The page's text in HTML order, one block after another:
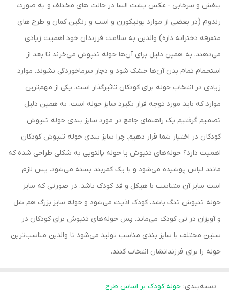
بنفش و سرخابی - عکس پشت السا در حالت های مختلف و به صورت
رندوم (در بعضی از موارد یونیکورن و اسب و رنگین کمان و طرح های
متفرقه دخترانه داره) والدین به سلامت فرزندان خود اهمیت زیادی
می‌دهند، به همین دلیل برای آن‌ها حوله تنپوش می‌خرند تا بعد از
استحمام تمام بدن آن‌ها خشک شود و دچار سرماخوردگی نشوند. موارد
زیادی در انتخاب حوله برای کودکان تاثیرگذار است، یکی از مهم‌ترین
موارد که باید مورد توجه قرار بگیرد سایز حوله است. به همین دلیل
تصمیم گرفتیم یک راهنمای جامع در مورد سایز بندی حوله تنپوش
کودکان در اختیار شما قرار دهیم. چرا سایز بندی حوله تنپوش کودکان
اهمیت دارد؟ حوله‌های تنپوش یا حوله پالتویی به شکلی طراحی شده که
مانند لباس پوشیده می‌شود و با یک کمربند بسته می‌شود. پس لازم
است سایز آن متناسب با هیکل و قد کودک باشد. در صورتی ‌که سایز
حوله تنپوش تنگ باشد، کودک اذیت می‌شود و حوله سایز بزرگ هم شل
و آویزان در تن کودک می‌ماند. پس حوله‌های تنپوش برای کودکان در
سنین مختلف با سایز بندی مناسب تولید می‌شود تا والدین مناسب‌ترین
حوله را برای فرزندانشان انتخاب کنند.
دسته‌بندی: حوله کودک بر اساس طرح